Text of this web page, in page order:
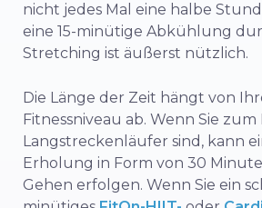
nicht jedes Mal eine halbe
eine 15-minütige Abkühlung
Stretching ist äußerst nützlich.
Die Länge der Zeit hängt von
Fitnessniveau ab. Wenn Sie zum
Langstreckenläufer sind, kann
Erholung in Form von 30
Gehen erfolgen. Wenn Sie ein